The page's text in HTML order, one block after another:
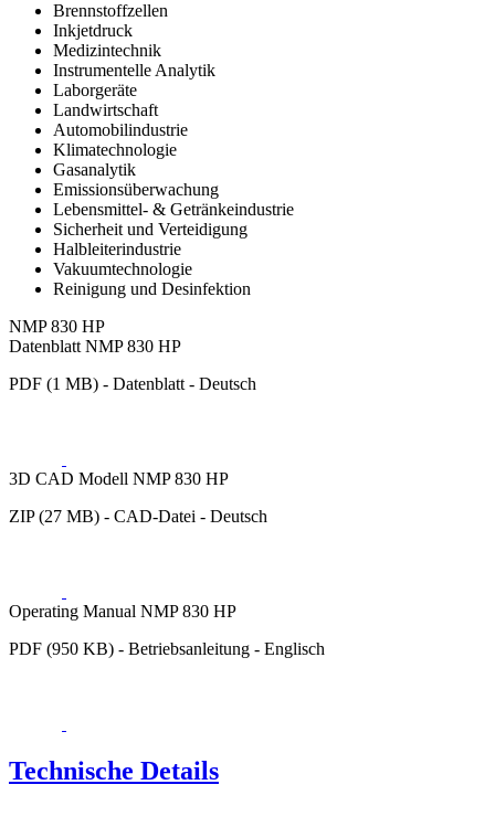
Brennstoffzellen
Inkjetdruck
Medizintechnik
Instrumentelle Analytik
Laborgeräte
Landwirtschaft
Automobilindustrie
Klimatechnologie
Gasanalytik
Emissionsüberwachung
Lebensmittel- & Getränkeindustrie
Sicherheit und Verteidigung
Halbleiterindustrie
Vakuumtechnologie
Reinigung und Desinfektion
NMP 830 HP
Datenblatt NMP 830 HP
PDF (1 MB) - Datenblatt - Deutsch
3D CAD Modell NMP 830 HP
ZIP (27 MB) - CAD-Datei - Deutsch
Operating Manual NMP 830 HP
PDF (950 KB) - Betriebsanleitung - Englisch
Technische Details